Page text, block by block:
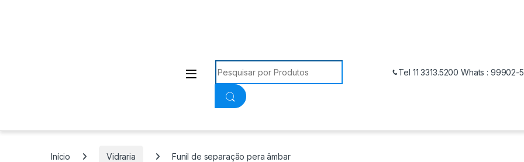
Procurar:
Tel 11 3313.5200 Whats : 99902-
Início Vidraria Funil de separação pera âmbar